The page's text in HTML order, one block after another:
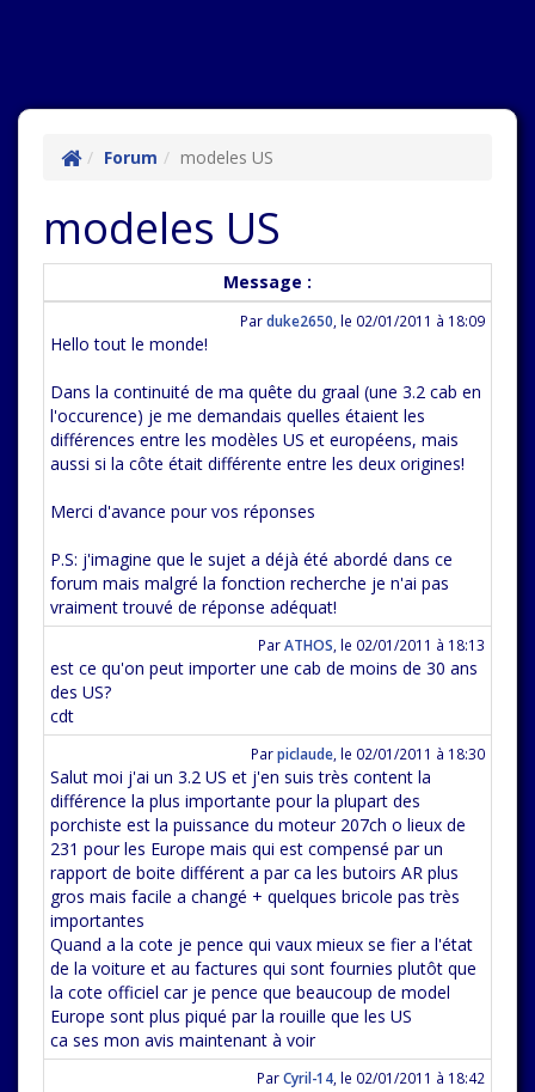
Forum modeles US
modeles US
Message :
Parduke2650 le 02/01/2011 à 18:09
Hello tout le monde!
Dans la continuité de ma quête du graal (une 3.2 cab en
l'occurence) je me demandais quelles étaient les
différences entre les modèles US et européens, mais
aussi si la côte était différente entre les deux origines!
Merci d'avance pour vos réponses
P.S: j'imagine que le sujet a déjà été abordé dans ce
forum mais malgré la fonction recherche je n'ai pas
vraiment trouvé de réponse adéquat!
ParATHOS le 02/01/2011 à 18:13
est ce qu'on peut importer une cab de moins de 30 ans
des US?
cdt
Parpiclaude le 02/01/2011 à 18:30
Salut moi j'ai un 3.2 US et j'en suis très content la
différence la plus importante pour la plupart des
porchiste est la puissance du moteur 207ch o lieux de
231 pour les Europe mais qui est compensé par un
rapport de boite différent a par ca les butoirs AR plus
gros mais facile a changé + quelques bricole pas très
importantes
Quand a la cote je pence qui vaux mieux se fier a l'état
de la voiture et au factures qui sont fournies plutôt que
la cote officiel car je pence que beaucoup de model
Europe sont plus piqué par la rouille que les US
ca ses mon avis maintenant à voir
ParCyril-14 le 02/01/2011 à 18:42